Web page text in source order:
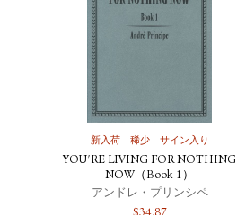
新入荷 稀少 サイン入り
YOU'RE LIVING FOR NOTHING
NOW（Book 1）
アンドレ・プリンシペ